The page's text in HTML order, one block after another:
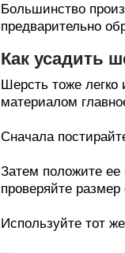
Большинство
предварительно
Как усадить
Шерсть тоже
материалом
Сначала
Затем положите ее
проверяйте
Используйте тот